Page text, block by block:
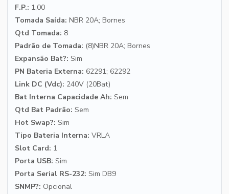
F.P.: 1,00
Tomada Saída: NBR 20A; Bornes
Qtd Tomada: 8
Padrão de Tomada: (8)NBR 20A; Bornes
Expansão Bat?: Sim
PN Bateria Externa: 62291; 62292
Link DC (Vdc): 240V (20Bat)
Bat Interna Capacidade Ah: Sem
Qtd Bat Padrão: Sem
Hot Swap?: Sim
Tipo Bateria Interna: VRLA
Slot Card: 1
Porta USB: Sim
Porta Serial RS-232: Sim DB9
SNMP?: Opcional